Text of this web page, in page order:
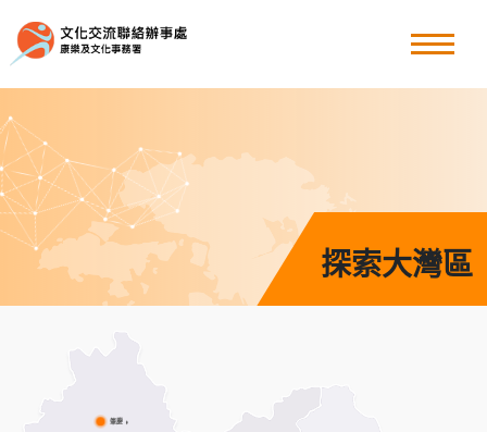
粵港澳大灣區
香港周
其他文化交流節目
關於我們
探索大灣區
肇慶